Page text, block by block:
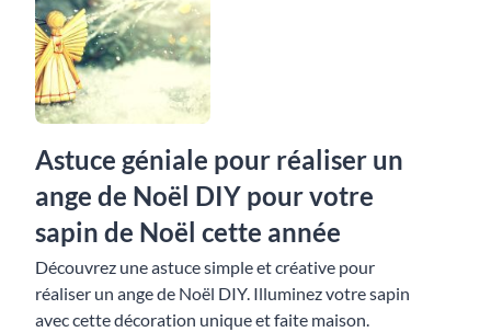
Astuce géniale pour réaliser un
ange de Noël DIY pour votre
sapin de Noël cette année
Découvrez une astuce simple et créative pour
réaliser un ange de Noël DIY. Illuminez votre sapin
avec cette décoration unique et faite maison.